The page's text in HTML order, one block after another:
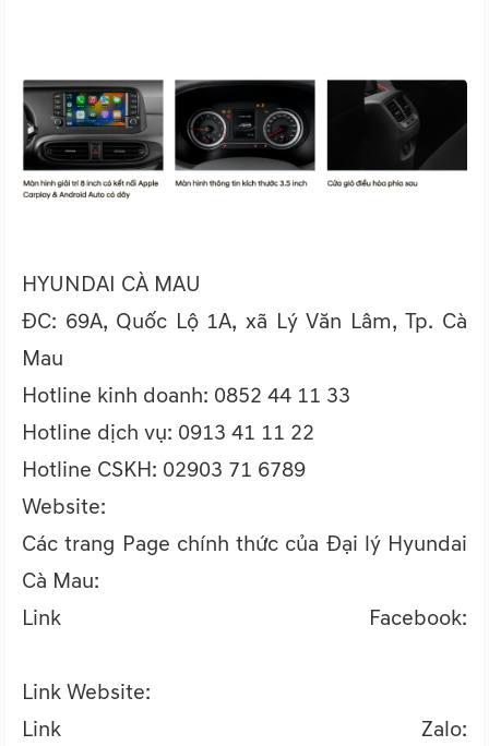
HYUNDAI CÀ MAU
ĐC: 69A, Quốc Lộ 1A, xã Lý Văn Lâm, Tp. Cà
Mau
Hotline kinh doanh: 0852 44 11 33
Hotline dịch vụ: 0913 41 11 22
Hotline CSKH: 02903 71 6789
Website:
Các trang Page chính thức của Đại lý Hyundai
Cà Mau:
Link Facebook:
Link Website:
Link Zalo: